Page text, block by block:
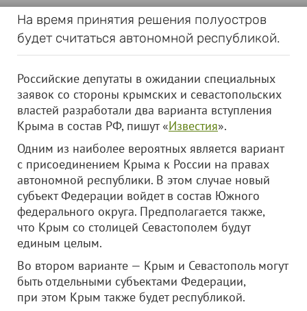
На время принятия решения полуостров
будет считаться автономной республикой.
Российские депутаты в ожидании специальных
заявок со стороны крымских и севастопольских
властей разработали два варианта вступления
Крыма в состав РФ, пишут «Известия».
Одним из наиболее вероятных является вариант
с присоединением Крыма к России на правах
автономной республики. В этом случае новый
субъект Федерации войдет в состав Южного
федерального округа. Предполагается также,
что Крым со столицей Севастополем будут
единым целым.
Во втором варианте — Крым и Севастополь могут
быть отдельными субъектами Федерации,
при этом Крым также будет республикой.